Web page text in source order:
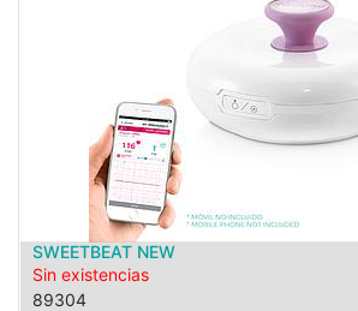
SWEETBEAT NEW
Sin existencias
89304